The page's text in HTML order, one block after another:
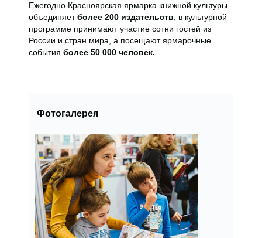
Ежегодно Красноярская ярмарка книжной культуры
объединяетболее 200 издательств , в культурной
программе принимают участие сотни гостей из
России и стран мира, а посещают ярмарочные
события более 50 000 человек.
Фотогалерея